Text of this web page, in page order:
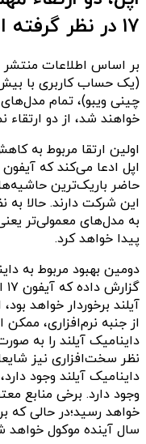
۱۷ در نظر گرفته است
بر اساس اطلاعات
(یک حساب کاربری با بیش
خواهند شد، از دو ارتقاء
اولین ارتقا مربوط به
حاضر باریک‌ترین
این شرکت دارند. حالا
پیدا خواهد کرد.
دومین بهبود مربوط به
آیلند برخوردار خواهد
نظر سخت‌افزاری نیز
داینامیک آیلند وجود
سال آینده موکول خواهد